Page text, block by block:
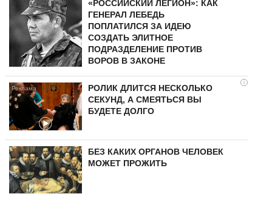
«РОССИЙСКИЙ ЛЕГИОН»: КАК
ГЕНЕРАЛ ЛЕБЕДЬ
ПОПЛАТИЛСЯ ЗА ИДЕЮ
СОЗДАТЬ ЭЛИТНОЕ
ПОДРАЗДЕЛЕНИЕ ПРОТИВ
ВОРОВ В ЗАКОНЕ
i
РОЛИК ДЛИТСЯ НЕСКОЛЬКО
СЕКУНД, А СМЕЯТЬСЯ ВЫ
БУДЕТЕ ДОЛГО
БЕЗ КАКИХ ОРГАНОВ ЧЕЛОВЕК
МОЖЕТ ПРОЖИТЬ